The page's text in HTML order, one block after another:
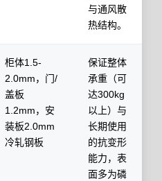
与通风散
热结构。
柜体1.5-
2.0mm，门/
盖板
1.2mm，安
装板2.0mm
冷轧钢板
保证整体
承重（可
达300kg
以上）与
长期使用
的抗变形
能力，表
面多为磷